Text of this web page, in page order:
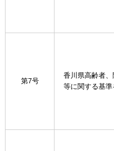
第7号
香川県高齢者
等に関する基